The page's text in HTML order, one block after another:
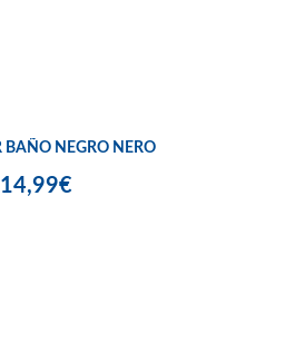
COLGADOR BAÑO NEGRO NERO
14,99€